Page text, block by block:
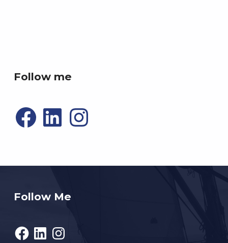
Follow me
Facebook
Follow Me
FacebookLinkedInInstagram